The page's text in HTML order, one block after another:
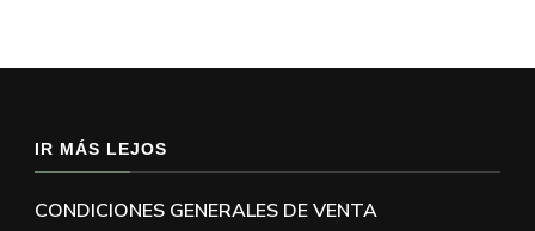
IR MÁS LEJOS
CONDICIONES GENERALES DE VENTA